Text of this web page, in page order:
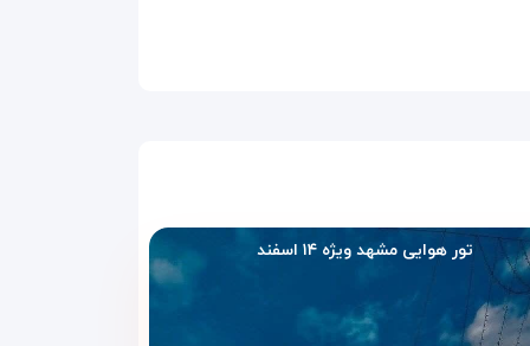
یا سفرهای دو نفره با فضایی دلباز، تهویه مطبوع و
تور هوایی مشهد ویژه ۱۴ اسفند